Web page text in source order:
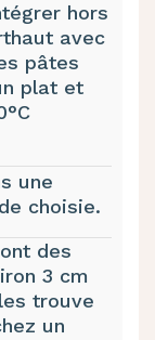
hors
avec
pâtes
plat et
une
choisie.
des
3 cm
trouve
un